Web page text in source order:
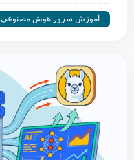
آموزش سرور هوش مصنوعی